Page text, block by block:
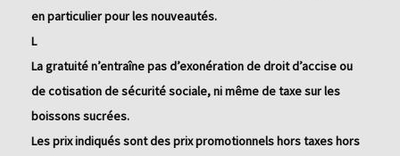
en particulier pour les nouveautés.
L
La gratuité n’entraîne pas d’exonération de droit d’accise ou
de cotisation de sécurité sociale, ni même de taxe sur les
boissons sucrées.
Les prix indiqués sont des prix promotionnels hors taxes hors